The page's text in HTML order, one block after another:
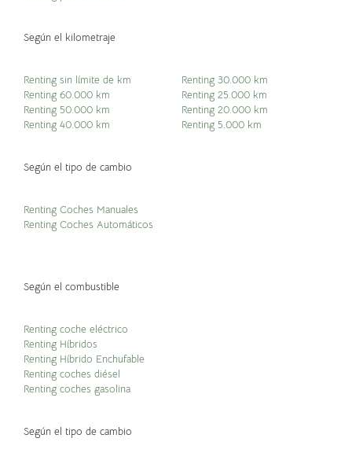
Según el kilometraje
Renting sin límite de km
Renting 60.000 km
Renting 50.000 km
Renting 40.000 km
Renting 30.000 km
Renting 25.000 km
Renting 20.000 km
Renting 5.000 km
Según el tipo de cambio
Renting Coches Manuales
Renting Coches Automáticos
Según el combustible
Renting coche eléctrico
Renting Híbridos
Renting Híbrido Enchufable
Renting coches diésel
Renting coches gasolina
Según el tipo de cambio